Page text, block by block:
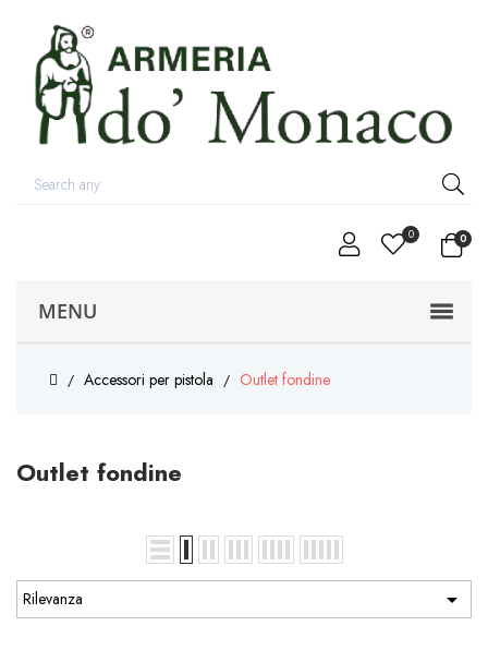
0 0
MENU
Accessori per pistola Outlet fondine
Outlet fondine
Rilevanza 